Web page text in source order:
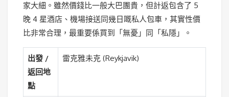
家大細。雖然價錢比一般大巴團貴，但計返包含了 5
晚 4 星酒店、機場接送同幾日嘅私人包車，其實性價
比非常合理，最重要係買到「無憂」同「私隱」。
出發 /
返回地
點
雷克雅未克 (Reykjavik)